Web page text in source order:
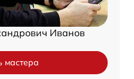
Иванов
мастера